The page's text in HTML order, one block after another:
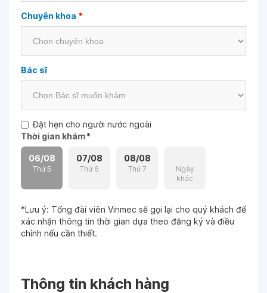
Chuyên khoa *
Bác sĩ
Đặt hẹn cho người nước ngoài
Thời gian khám*
06/08
Thứ 5
07/08
Thứ 6
08/08
Thứ 7
Ngày
khác
*Lưu ý: Tổng đài viên Vinmec sẽ gọi lại cho quý khách để
xác nhận thông tin thời gian dựa theo đăng ký và điều
chỉnh nếu cần thiết.
Thông tin khách hàng